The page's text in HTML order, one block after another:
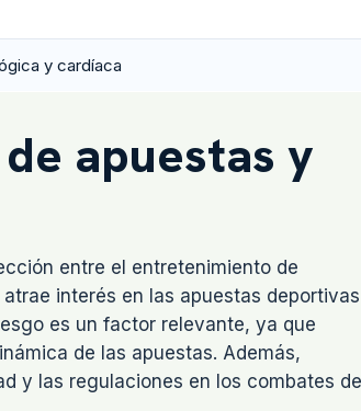
y cardíaca
apuestas y
entre el entretenimiento de
interés en las apuestas
es un factor relevante, ya que
de las apuestas. Además,
y las regulaciones en los combates de